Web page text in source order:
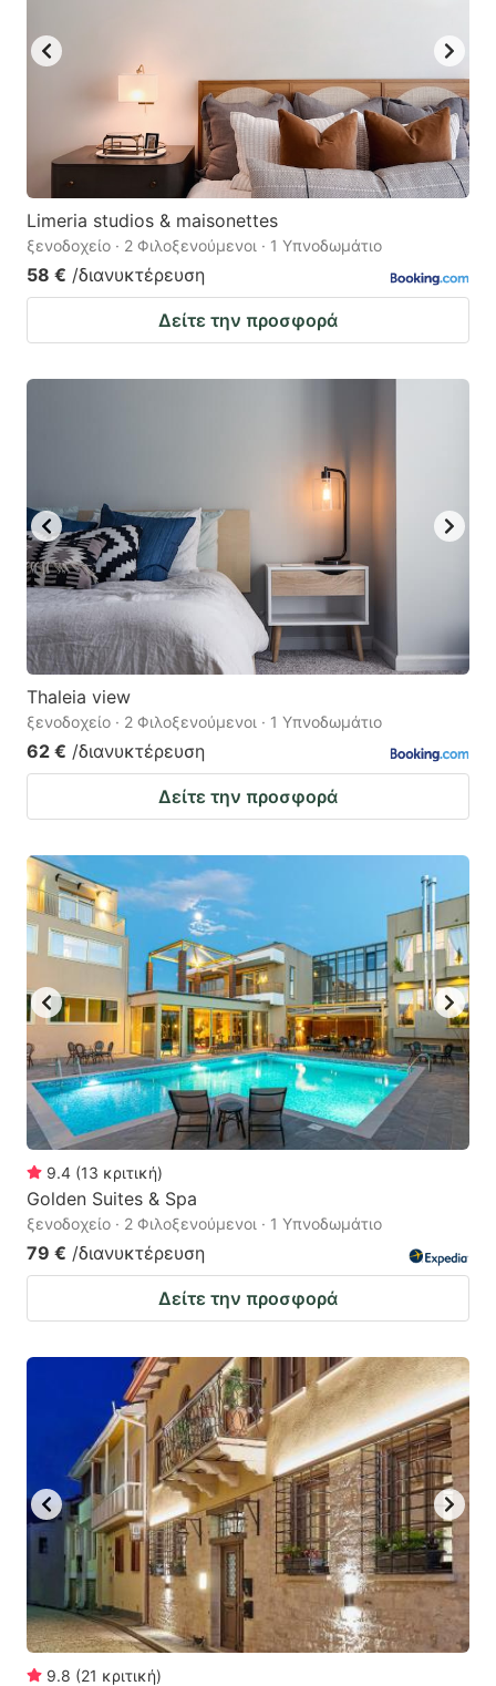
Limeria studios & maisonettes
ξενοδοχείο · 2 Φιλοξενούμενοι · 1 Υπνοδωμάτιο
58 € /διανυκτέρευση
Δείτε την προσφορά
Thaleia view
ξενοδοχείο · 2 Φιλοξενούμενοι · 1 Υπνοδωμάτιο
62 € /διανυκτέρευση
Δείτε την προσφορά
9.4 (13 κριτική)
Golden Suites & Spa
ξενοδοχείο · 2 Φιλοξενούμενοι · 1 Υπνοδωμάτιο
79 € /διανυκτέρευση
Δείτε την προσφορά
9.8 (21 κριτική)